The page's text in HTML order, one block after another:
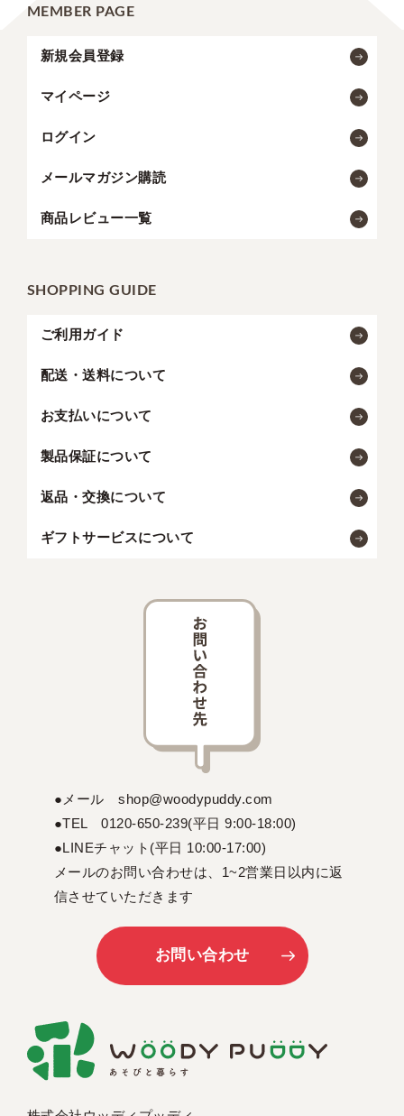
MEMBER PAGE
新規会員登録
マイページ
ログイン
メールマガジン購読
商品レビュー一覧
SHOPPING GUIDE
ご利用ガイド
配送・送料について
お支払いについて
製品保証について
返品・交換について
ギフトサービスについて
●メール shop@woodypuddy.com
●TEL 0120-650-239(平日 9:00-18:00)
●LINEチャット(平日 10:00-17:00)
メールのお問い合わせは、1~2営業日以内に返
信させていただきます
お問い合わせ